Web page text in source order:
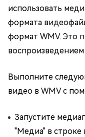
использовать
формата
формат WMV. Это
Выполните
видео в WMV с
Запустите
"Медиа" в строке